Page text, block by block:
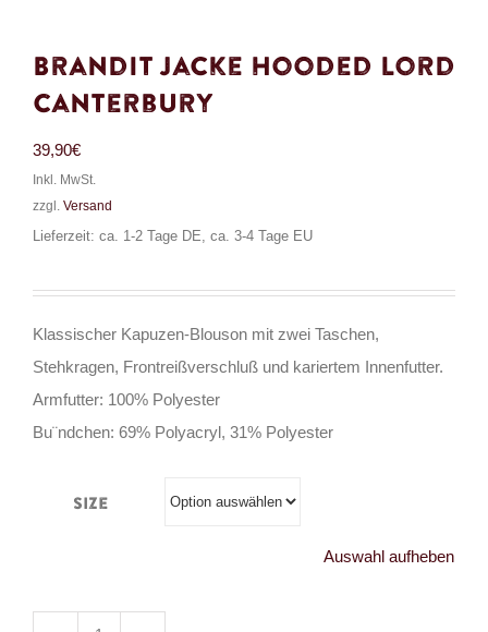
Brandit Jacke Hooded Lord
Canterbury
39,90€
Inkl. MwSt.
zzgl. Versand
Lieferzeit: ca. 1-2 Tage DE, ca. 3-4 Tage EU
Klassischer Kapuzen-Blouson mit zwei Taschen,
Stehkragen, Frontreißverschluß und kariertem Innenfutter.
Armfutter: 100% Polyester
Bu¨ndchen: 69% Polyacryl, 31% Polyester
Size
Auswahl aufheben